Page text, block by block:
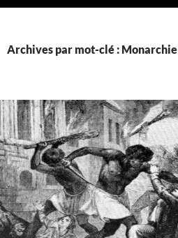
Archives par mot-clé : Monarchie